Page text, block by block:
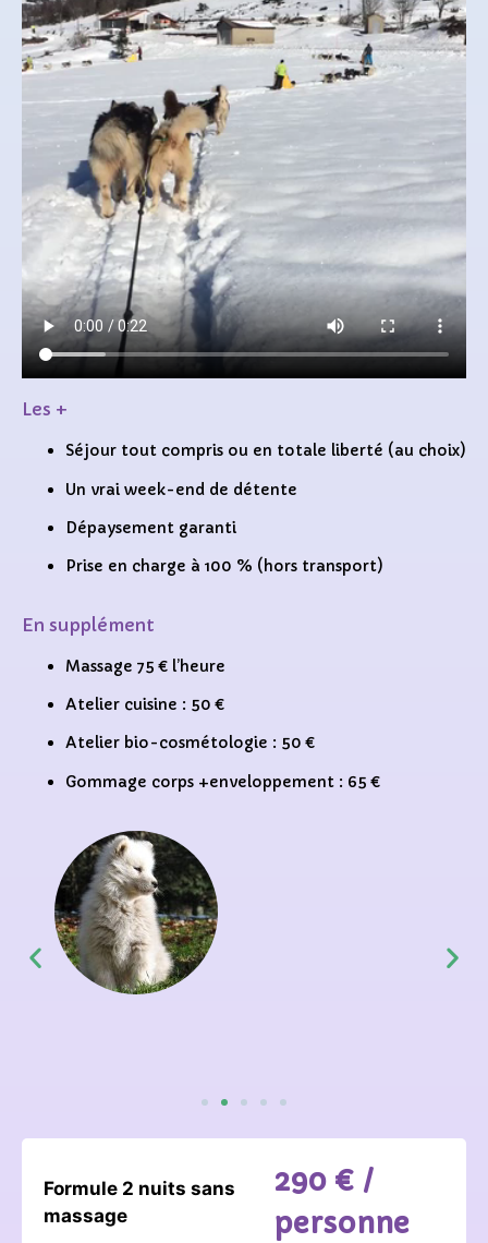
Les +
Séjour tout compris ou en totale liberté (au choix)
Un vrai week-end de détente
Dépaysement garanti
Prise en charge à 100 % (hors transport)
En supplément
Massage 75 € l’heure
Atelier cuisine : 50 €
Atelier bio-cosmétologie : 50 €
Gommage corps +enveloppement : 65 €
Formule 2 nuits sans
massage
290 € /
personne